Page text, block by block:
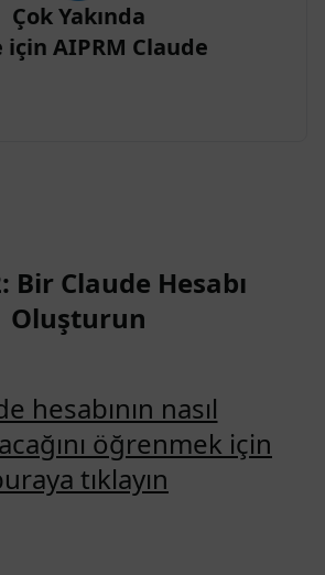
Çok Yakında
için AIPRM Claude
Bir Claude Hesabı
Oluşturun
hesabının nasıl
öğrenmek için
tıklayın